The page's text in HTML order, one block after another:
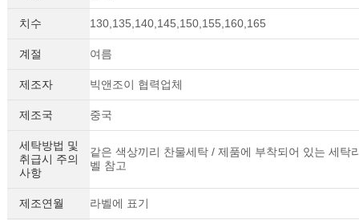
치수 130,135,140,145,150,155,160,165
계절 여름
제조자 빅앤조이 협력업체
제조국 중국
세탁방법 및
취급시 주의
사항
같은 색상끼리 찬물세탁 / 제품에 부착되어 있는 세탁
벨 참고
제조연월 라벨에 표기